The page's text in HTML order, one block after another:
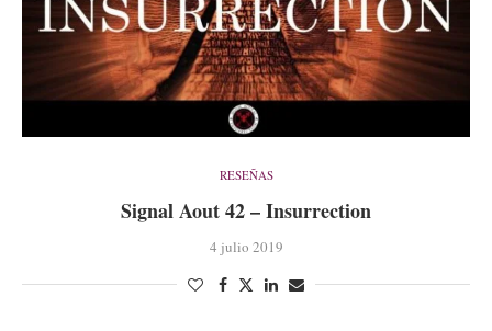
RESEÑAS
Signal Aout 42 – Insurrection
4 julio 2019